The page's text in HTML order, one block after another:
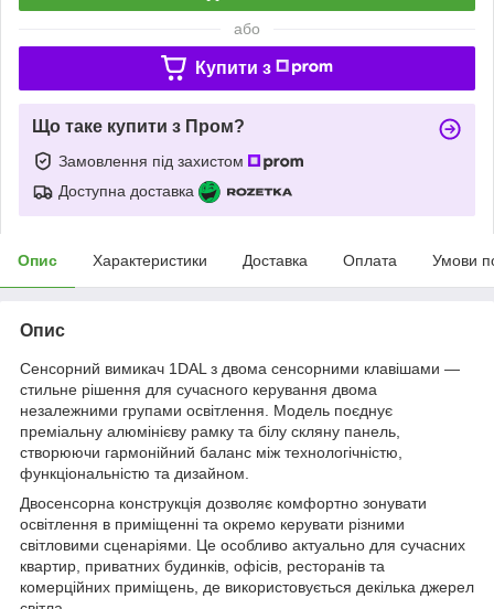
або
Купити з
Що таке купити з Пром?
Замовлення під захистом
Доступна доставка
Опис Характеристики Доставка Оплата Умови
Опис
Сенсорний вимикач 1DAL з двома сенсорними клавішами —
стильне рішення для сучасного керування двома
незалежними групами освітлення. Модель поєднує
преміальну алюмінієву рамку та білу скляну панель,
створюючи гармонійний баланс між технологічністю,
функціональністю та дизайном.
Двосенсорна конструкція дозволяє комфортно зонувати
освітлення в приміщенні та окремо керувати різними
світловими сценаріями. Це особливо актуально для сучасних
квартир, приватних будинків, офісів, ресторанів та
комерційних приміщень, де використовується декілька джерел